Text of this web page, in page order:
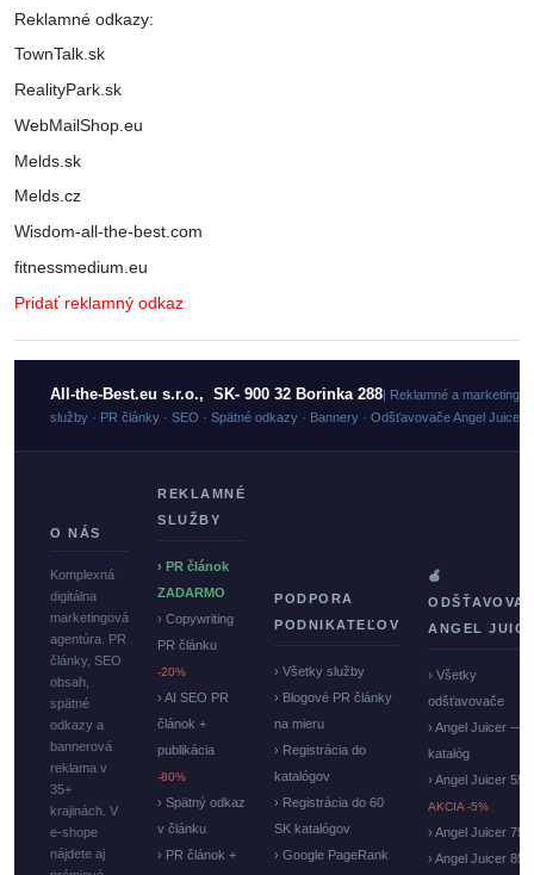
Reklamné odkazy:
TownTalk.sk
RealityPark.sk
WebMailShop.eu
Melds.sk
Melds.cz
Wisdom-all-the-best.com
fitnessmedium.eu
Pridať reklamný odkaz
All-the-Best.eu s.r.o., SK- 900 32 Borinka 288| Reklamné a
služby · PR články · SEO · Spätné odkazy · Bannery · Odšťavovače Angel Juicer
O NÁS
Komplexná
digitálna
marketingová
agentúra. PR
články, SEO
obsah,
spätné
odkazy a
bannerová
reklama v
35+
krajinách. V
e-shope
nájdete aj
REKLAMNÉ
SLUŽBY
› PR článok
ZADARMO
› Copywriting
PR článku
-20%
› AI SEO PR
článok +
publikácia
-80%
› Spätný odkaz
v článku
› PR článok +
PODPORA
PODNIKATEĽOV
› Všetky služby
› Blogové PR články
na mieru
› Registrácia do
katalógov
› Registrácia do 60
SK katalógov
› Google PageRank
🍏
ANGEL
› Všetky
odšťavovače
› Angel Juicer —
katalóg
› Angel Juicer
AKCIA -5%
› Angel Juicer
› Angel Juicer